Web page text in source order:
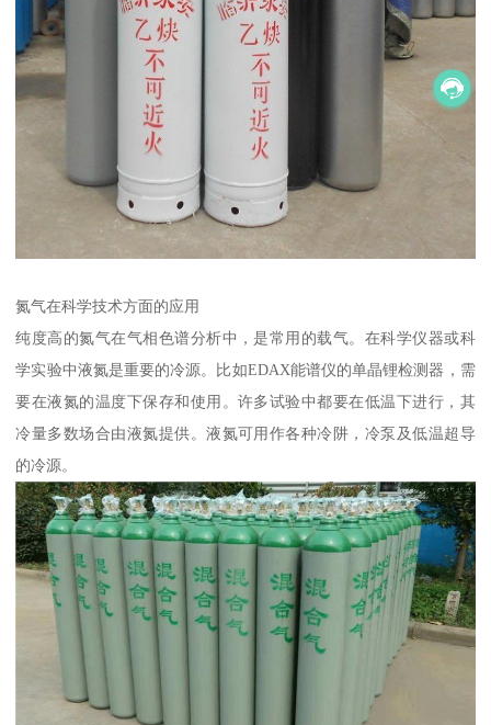
氮气在科学技术方面的应用
纯度高的氮气在气相色谱分析中，是常用的载气。在科学仪器或科
学实验中液氮是重要的冷源。比如EDAX能谱仪的单晶锂检测器，需
要在液氮的温度下保存和使用。许多试验中都要在低温下进行，其
冷量多数场合由液氮提供。液氮可用作各种冷阱，冷泵及低温超导
的冷源。